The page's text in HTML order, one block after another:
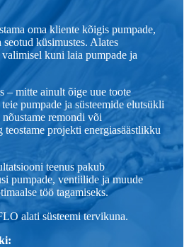
oma kliente kõigis pumpade,
küsimustes. Alates
kuni laia pumpade ja
– mitte ainult õige uue toote
pumpade ja süsteemide elutsükli
remondi või
teostame projekti energiasäästlikku
teenus pakub
pumpade, ventiilide ja muude
töö tagamiseks.
alati süsteemi tervikuna.